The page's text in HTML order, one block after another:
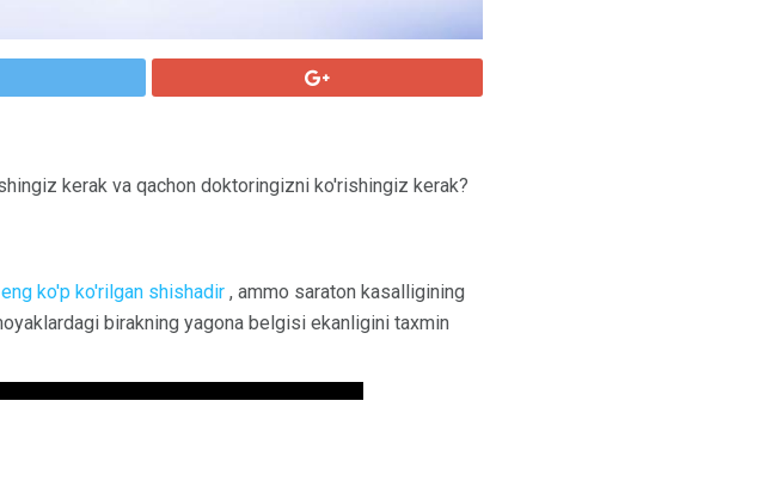
kerak va qachon doktoringizni ko'rishingiz kerak?
ko'p ko'rilgan shishadir , ammo saraton kasalligining
birakning yagona belgisi ekanligini taxmin